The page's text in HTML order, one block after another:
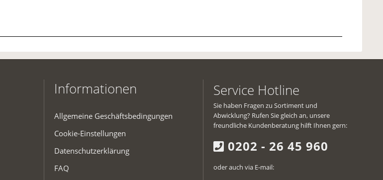
Informationen
Allgemeine Geschäftsbedingungen
Cookie-Einstellungen
Datenschutzerklärung
FAQ
Service Hotline
Sie haben Fragen zu Sortiment und
Abwicklung? Rufen Sie gleich an, unsere
freundliche Kundenberatung hilft Ihnen gern:
0202 - 26 45 960
oder auch via E-mail: